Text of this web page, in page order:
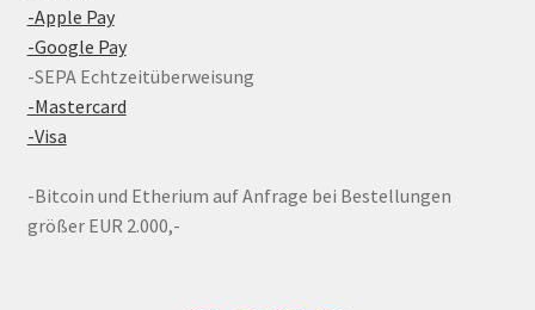
-Apple Pay
-Google Pay
-SEPA Echtzeitüberweisung
-Mastercard
-Visa
-Bitcoin und Etherium auf Anfrage bei Bestellungen
größer EUR 2.000,-